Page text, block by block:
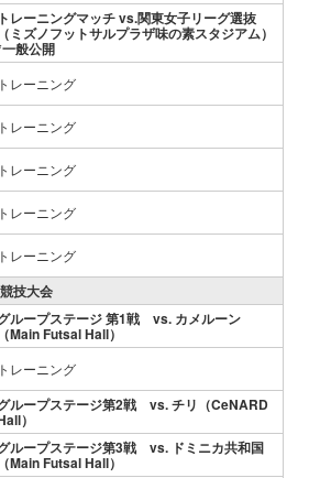
トレーニングマッチ vs.関東女子リーグ選抜
（ミズノフットサルプラザ味の素スタジアム）
般公開
トレーニング
トレーニング
トレーニング
トレーニング
トレーニング
技大会
ループステージ 第1戦 vs. カメルーン
（Main Futsal Hall）
トレーニング
ループステージ第2戦 vs. チリ（CeNARD
）
ループステージ第3戦 vs. ドミニカ共和国
（Main Futsal Hall）